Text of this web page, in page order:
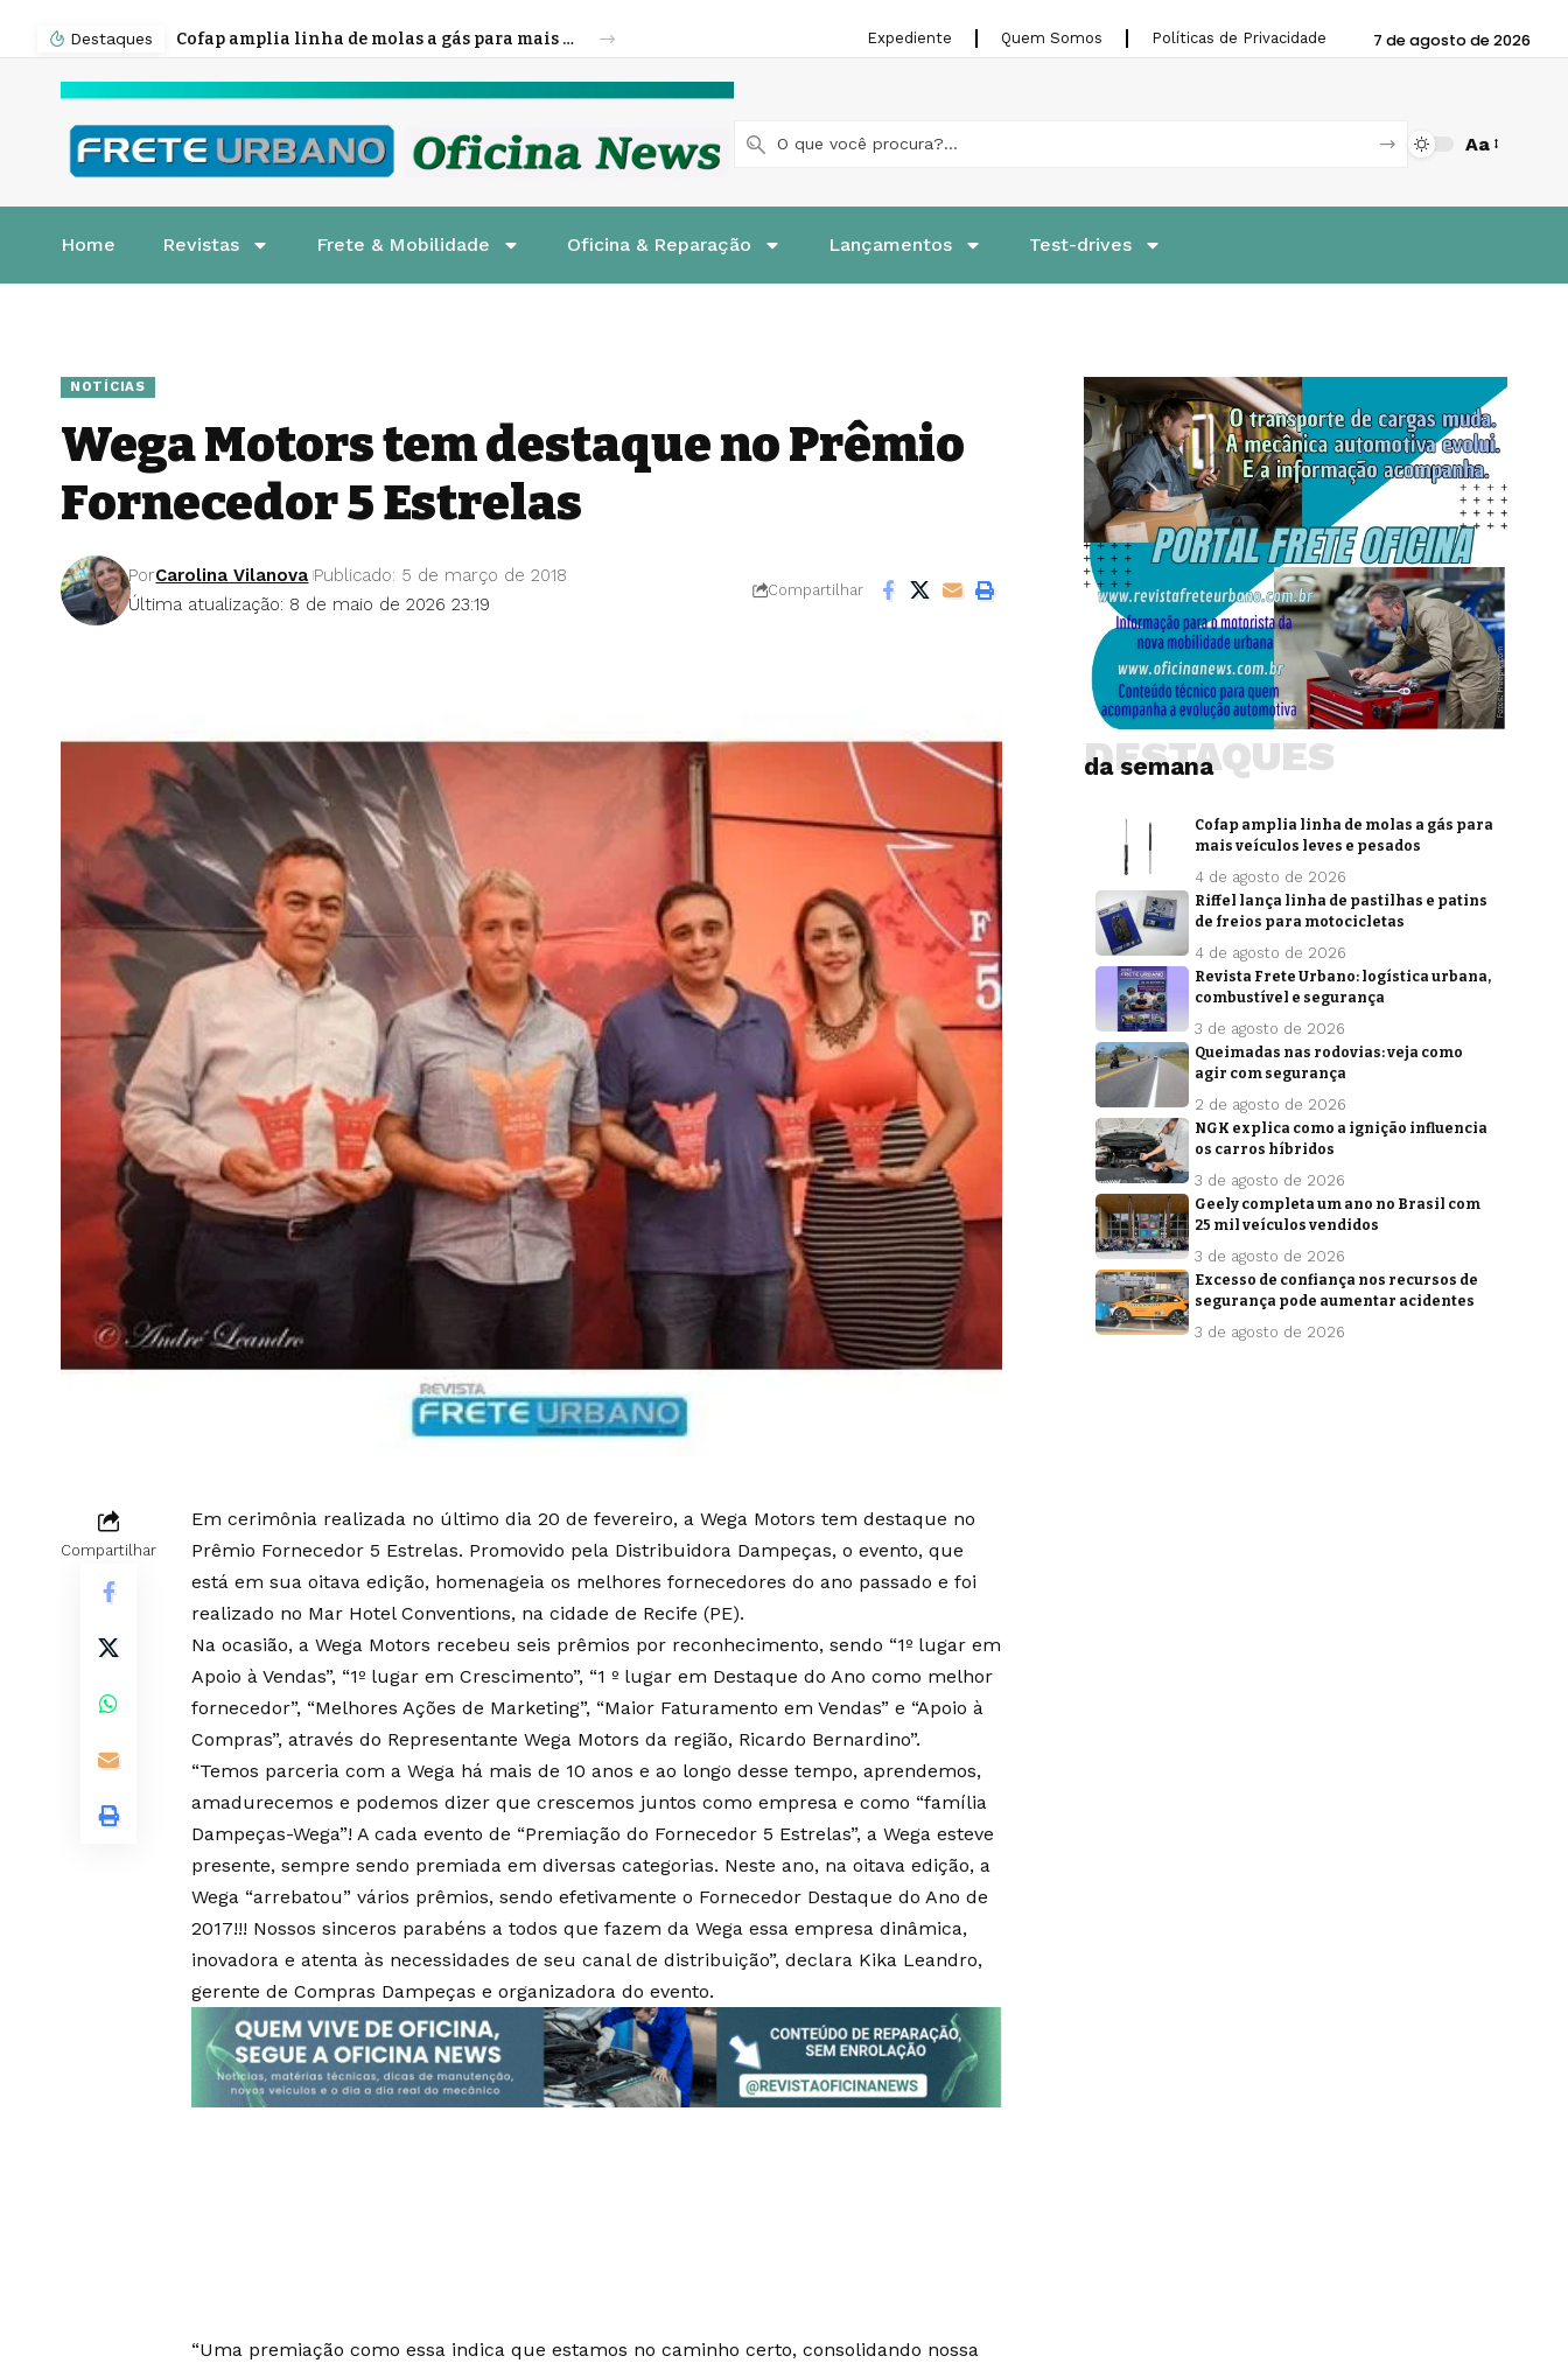
Destaques Cofap amplia linha de molas a gás para mais veículos leves e pesados Expediente Quem Somos Políticas de Privacidade 7 de agosto de 2026
Aa
Home Revistas Frete & Mobilidade Oficina & Reparação Lançamentos Test-drives
NOTÍCIAS
Wega Motors tem destaque no Prêmio
Fornecedor 5 Estrelas
Última atualização: 8 de maio de 2026 23:19
PorCarolina Vilanova Publicado: 5 de março de 2018
Compartilhar
Compartilhar
Em cerimônia realizada no último dia 20 de fevereiro, a Wega Motors tem destaque no
Prêmio Fornecedor 5 Estrelas. Promovido pela Distribuidora Dampeças, o evento, que
está em sua oitava edição, homenageia os melhores fornecedores do ano passado e foi
realizado no Mar Hotel Conventions, na cidade de Recife (PE).
Na ocasião, a Wega Motors recebeu seis prêmios por reconhecimento, sendo “1º lugar em
Apoio à Vendas”, “1º lugar em Crescimento”, “1 º lugar em Destaque do Ano como melhor
fornecedor”, “Melhores Ações de Marketing”, “Maior Faturamento em Vendas” e “Apoio à
Compras”, através do Representante Wega Motors da região, Ricardo Bernardino”.
“Temos parceria com a Wega há mais de 10 anos e ao longo desse tempo, aprendemos,
amadurecemos e podemos dizer que crescemos juntos como empresa e como “família
Dampeças-Wega”! A cada evento de “Premiação do Fornecedor 5 Estrelas”, a Wega esteve
presente, sempre sendo premiada em diversas categorias. Neste ano, na oitava edição, a
Wega “arrebatou” vários prêmios, sendo efetivamente o Fornecedor Destaque do Ano de
2017!!! Nossos sinceros parabéns a todos que fazem da Wega essa empresa dinâmica,
inovadora e atenta às necessidades de seu canal de distribuição”, declara Kika Leandro,
gerente de Compras Dampeças e organizadora do evento.
“Uma premiação como essa indica que estamos no caminho certo, consolidando nossa
da semana
DESTAQUES
Cofap amplia linha de molas a gás para
mais veículos leves e pesados
4 de agosto de 2026
Riffel lança linha de pastilhas e patins
de freios para motocicletas
4 de agosto de 2026
Revista Frete Urbano: logística urbana,
combustível e segurança
3 de agosto de 2026
Queimadas nas rodovias: veja como
agir com segurança
2 de agosto de 2026
NGK explica como a ignição influencia
os carros híbridos
3 de agosto de 2026
Geely completa um ano no Brasil com
25 mil veículos vendidos
3 de agosto de 2026
Excesso de confiança nos recursos de
segurança pode aumentar acidentes
3 de agosto de 2026